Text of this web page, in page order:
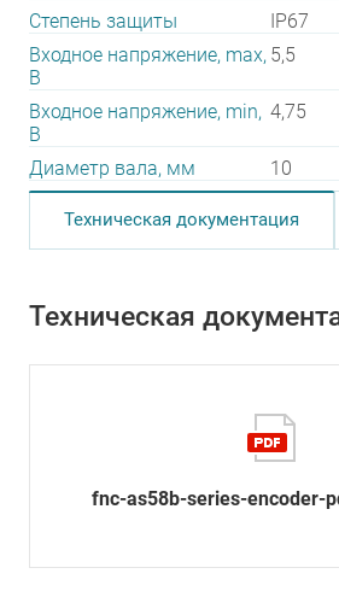
Степень защиты
IP67
Входное напряжение, max,
В
5,5
Входное напряжение, min,
В
4,75
Диаметр вала, мм 10
Техническая документация
Техническая
fnc-as58b-series-encoder-